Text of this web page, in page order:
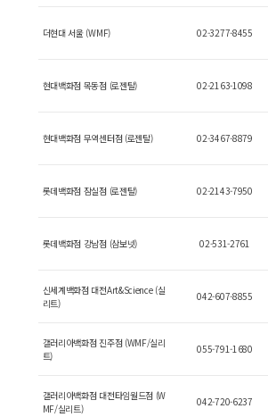
더현대 서울 (WMF) 02-3277-8455
현대백화점 목동점 (로젠탈) 02-2163-1098
현대백화점 무역센터점 (로젠탈) 02-3467-8879
롯데백화점 잠실점 (로젠탈) 02-2143-7950
롯데백화점 강남점 (삼보넷) 02-531-2761
신세계백화점 대전Art&Science (실
리트)
042-607-8855
갤러리아백화점 진주점 (WMF/실리
트)
055-791-1680
갤러리아백화점 대전타임월드점 (W
MF/실리트)
042-720-6237